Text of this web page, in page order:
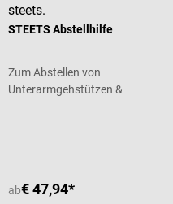
steets.
STEETS Abstellhilfe
Zum Abstellen von
Unterarmgehstützen &
ab€ 47,94*